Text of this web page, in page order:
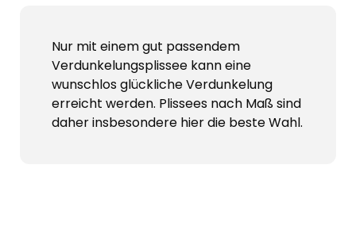
Nur mit einem gut passendem
Verdunkelungsplissee kann eine
wunschlos glückliche Verdunkelung
erreicht werden. Plissees nach Maß sind
daher insbesondere hier die beste Wahl.